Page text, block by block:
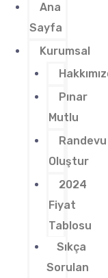
Ana
Sayfa
Kurumsal
Pınar
Mutlu
Randevu
Oluştur
2024
Fiyat
Tablosu
Sıkça
Sorulan